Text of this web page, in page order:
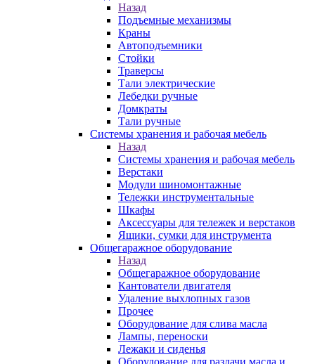
Назад
Подъемные механизмы
Краны
Автоподъемники
Стойки
Траверсы
Тали электрические
Лебедки ручные
Домкраты
Тали ручные
Системы хранения и рабочая мебель
Назад
Системы хранения и рабочая мебель
Верстаки
Модули шиномонтажные
Тележки инструментальные
Шкафы
Аксессуары для тележек и верстаков
Ящики, сумки для инструмента
Общегаражное оборудование
Назад
Общегаражное оборудование
Кантователи двигателя
Удаление выхлопных газов
Прочее
Оборудование для слива масла
Лампы, переноски
Лежаки и сиденья
Оборудование для раздачи масла и